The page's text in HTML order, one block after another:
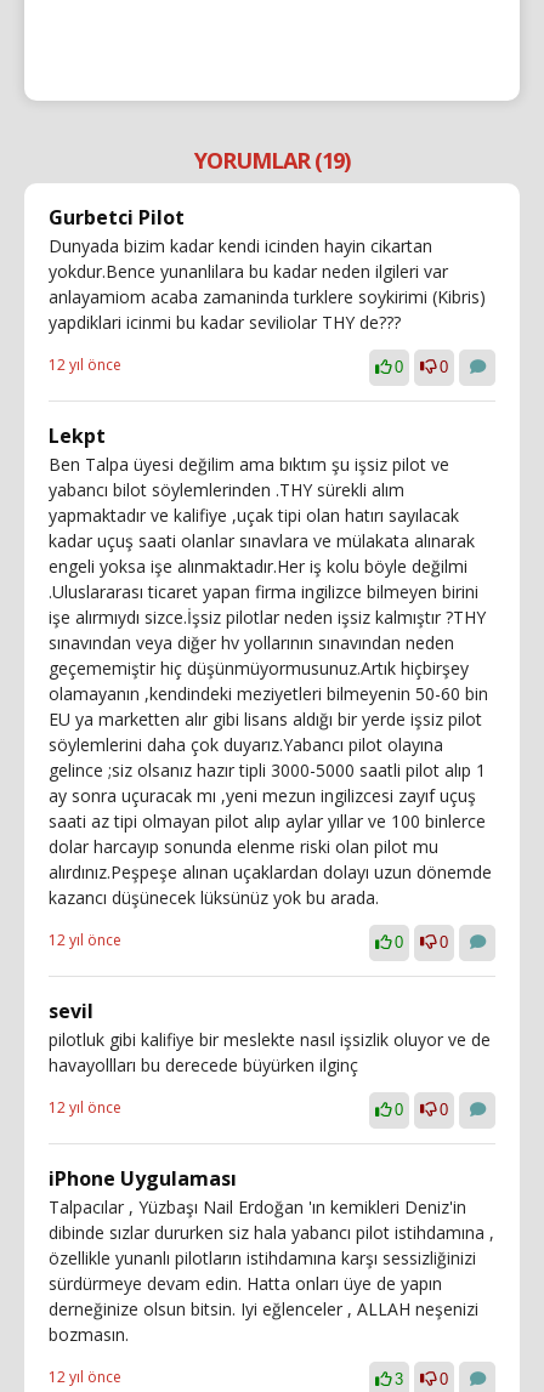
YORUMLAR (19)
Gurbetci Pilot
Dunyada bizim kadar kendi icinden hayin cikartan
yokdur.Bence yunanlilara bu kadar neden ilgileri var
anlayamiom acaba zamaninda turklere soykirimi (Kibris)
yapdiklari icinmi bu kadar seviliolar THY de???
12 yıl önce 0 0
Lekpt
Ben Talpa üyesi değilim ama bıktım şu işsiz pilot ve
yabancı bilot söylemlerinden .THY sürekli alım
yapmaktadır ve kalifiye ,uçak tipi olan hatırı sayılacak
kadar uçuş saati olanlar sınavlara ve mülakata alınarak
engeli yoksa işe alınmaktadır.Her iş kolu böyle değilmi
.Uluslararası ticaret yapan firma ingilizce bilmeyen birini
işe alırmıydı sizce.İşsiz pilotlar neden işsiz kalmıştır ?THY
sınavından veya diğer hv yollarının sınavından neden
geçememiştir hiç düşünmüyormusunuz.Artık hiçbirşey
olamayanın ,kendindeki meziyetleri bilmeyenin 50-60 bin
EU ya marketten alır gibi lisans aldığı bir yerde işsiz pilot
söylemlerini daha çok duyarız.Yabancı pilot olayına
gelince ;siz olsanız hazır tipli 3000-5000 saatli pilot alıp 1
ay sonra uçuracak mı ,yeni mezun ingilizcesi zayıf uçuş
saati az tipi olmayan pilot alıp aylar yıllar ve 100 binlerce
dolar harcayıp sonunda elenme riski olan pilot mu
alırdınız.Peşpeşe alınan uçaklardan dolayı uzun dönemde
kazancı düşünecek lüksünüz yok bu arada.
12 yıl önce 0 0
sevil
pilotluk gibi kalifiye bir meslekte nasıl işsizlik oluyor ve de
havayollları bu derecede büyürken ilginç
12 yıl önce 0 0
iPhone Uygulaması
Talpacılar , Yüzbaşı Nail Erdoğan 'ın kemikleri Deniz'in
dibinde sızlar dururken siz hala yabancı pilot istihdamına ,
özellikle yunanlı pilotların istihdamına karşı sessizliğinizi
sürdürmeye devam edin. Hatta onları üye de yapın
derneğinize olsun bitsin. Iyi eğlenceler , ALLAH neşenizi
bozmasın.
12 yıl önce 3 0